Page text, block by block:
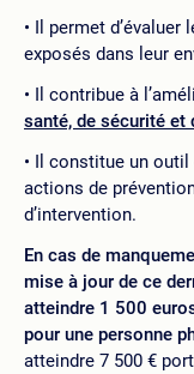
Il permet
exposés dans leur
Il contribue à
santé, de sécurité et
Il constitue un
actions de
d’intervention.
En cas de
mise à jour de ce
atteindre 1 500
pour une personne
atteindre 7 500 €